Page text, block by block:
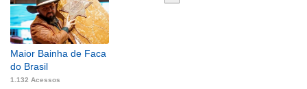
Maior Bainha de Faca
do Brasil
1.132 Acessos